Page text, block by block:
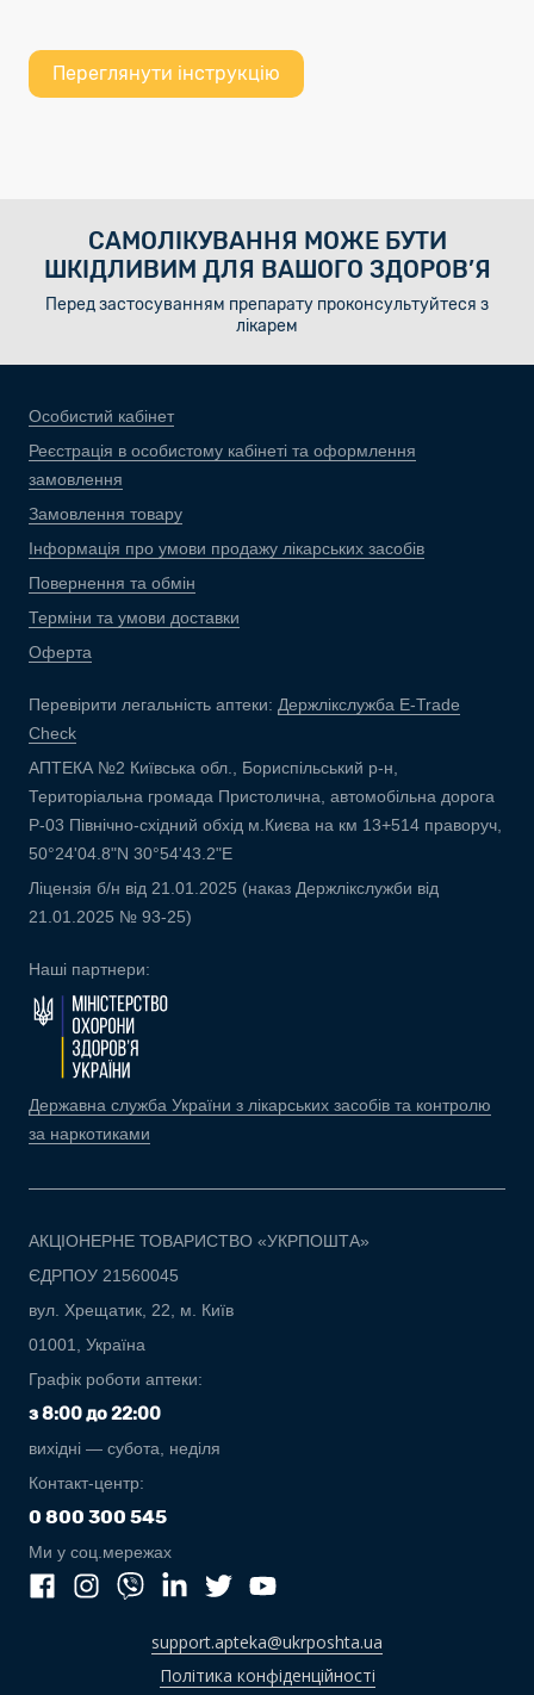
Переглянути інструкцію
САМОЛІКУВАННЯ МОЖЕ БУТИ
ШКІДЛИВИМ ДЛЯ ВАШОГО ЗДОРОВ’Я
Перед застосуванням препарату проконсультуйтеся з
лікарем
Особистий кабінет
Реєстрація в особистому кабінеті та оформлення
замовлення
Замовлення товару
Інформація про умови продажу лікарських засобів
Повернення та обмін
Терміни та умови доставки
Оферта
Перевірити легальність аптеки: Держлікслужба E-Trade
Check
АПТЕКА №2 Київська обл., Бориспільський р-н,
Територіальна громада Пристолична, автомобільна дорога
Р-03 Північно-східний обхід м.Києва на км 13+514 праворуч,
50°24'04.8"N 30°54'43.2"E
Ліцензія б/н від 21.01.2025 (наказ Держлікслужби від
21.01.2025 № 93-25)
Наші партнери:
Державна служба України з лікарських засобів та контролю
за наркотиками
АКЦІОНЕРНЕ ТОВАРИСТВО «УКРПОШТА»
ЄДРПОУ 21560045
вул. Хрещатик, 22, м. Київ
01001, Україна
Графік роботи аптеки:
з 8:00 до 22:00
вихідні — субота, неділя
Контакт-центр:
0 800 300 545
Ми у соц.мережах
support.apteka@ukrposhta.ua
Політика конфіденційності